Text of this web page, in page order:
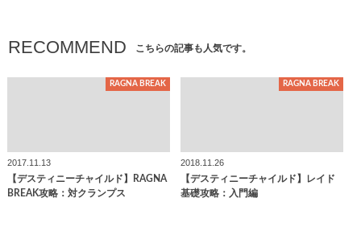
RECOMMEND こちらの記事も人気です。
RAGNA BREAK
2017.11.13
【デスティニーチャイルド】RAGNA
BREAK攻略：対クランプス
RAGNA BREAK
2018.11.26
【デスティニーチャイルド】レイド
基礎攻略：入門編